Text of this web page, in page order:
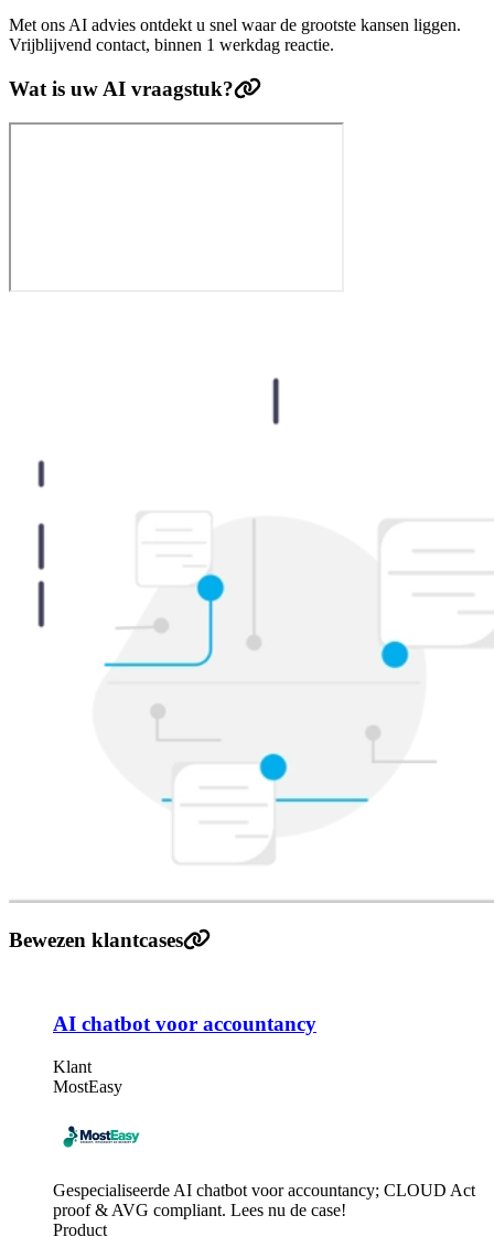
Met ons AI advies ontdekt u snel waar de grootste kansen liggen.
Vrijblijvend contact, binnen 1 werkdag reactie.
Wat is uw AI vraagstuk?
Bewezen klantcases
AI chatbot voor accountancy
Klant
MostEasy
Gespecialiseerde AI chatbot voor accountancy; CLOUD Act
proof & AVG compliant. Lees nu de case!
Product